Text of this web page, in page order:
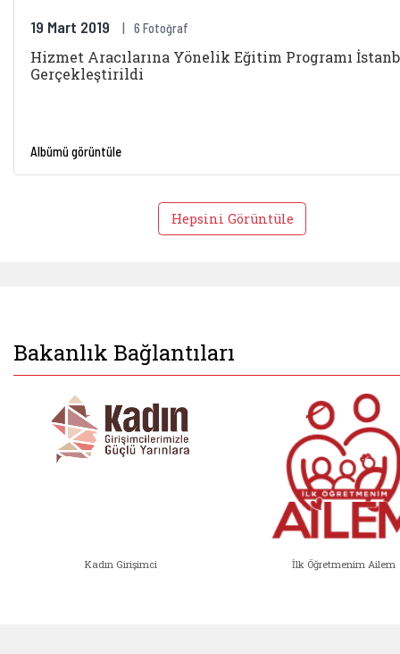
19 Mart 2019 6 Fotoğraf
Hizmet Aracılarına Yönelik Eğitim Programı
Gerçekleştirildi
Albümü görüntüle
Hepsini Görüntüle
Bakanlık Bağlantıları
Kadın Girişimci İlk Öğretmenim Ailem